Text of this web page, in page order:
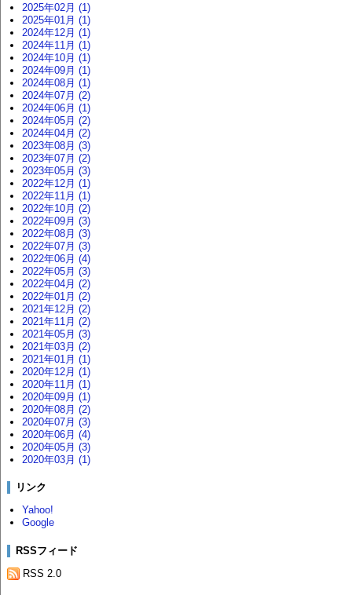
2025年02月 (1)
2025年01月 (1)
2024年12月 (1)
2024年11月 (1)
2024年10月 (1)
2024年09月 (1)
2024年08月 (1)
2024年07月 (2)
2024年06月 (1)
2024年05月 (2)
2024年04月 (2)
2023年08月 (3)
2023年07月 (2)
2023年05月 (3)
2022年12月 (1)
2022年11月 (1)
2022年10月 (2)
2022年09月 (3)
2022年08月 (3)
2022年07月 (3)
2022年06月 (4)
2022年05月 (3)
2022年04月 (2)
2022年01月 (2)
2021年12月 (2)
2021年11月 (2)
2021年05月 (3)
2021年03月 (2)
2021年01月 (1)
2020年12月 (1)
2020年11月 (1)
2020年09月 (1)
2020年08月 (2)
2020年07月 (3)
2020年06月 (4)
2020年05月 (3)
2020年03月 (1)
リンク
Yahoo!
Google
RSSフィード
RSS 2.0